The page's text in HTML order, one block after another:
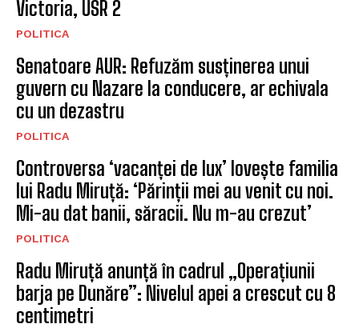
Victoria, USR 2
POLITICA
Senatoare AUR: Refuzăm susținerea unui
guvern cu Nazare la conducere, ar echivala
cu un dezastru
POLITICA
Controversa ‘vacanței de lux’ lovește familia
lui Radu Miruță: ‘Părinții mei au venit cu noi.
Mi-au dat banii, săracii. Nu m-au crezut’
POLITICA
Radu Miruță anunță în cadrul „Operațiunii
barja pe Dunăre”: Nivelul apei a crescut cu 8
centimetri